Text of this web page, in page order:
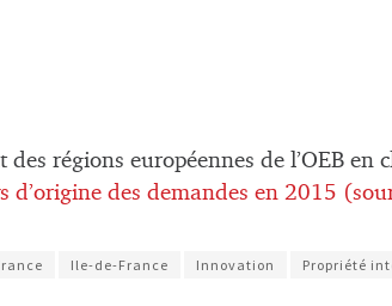
des régions européennes de l’OEB en
d’origine des demandes en 2015
Ile-de-France Innovation Propriété